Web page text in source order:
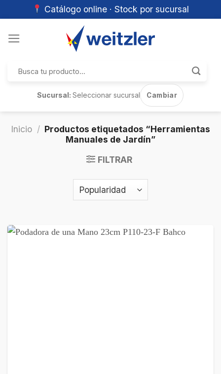
Catálogo online · Stock por sucursal
por:
Sucursal:Seleccionar sucursal Cambiar
Inicio / Productos etiquetados “Herramientas
Manuales de Jardín”
FILTRAR